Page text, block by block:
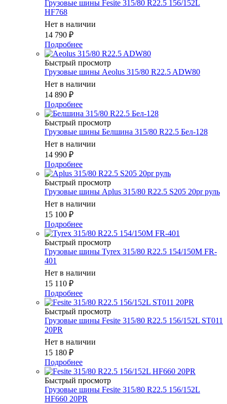
Грузовые шины Fesite 315/80 R22.5 156/152L
HF768
Нет в наличии
14 790 ₽
Подробнее
Быстрый просмотр
Грузовые шины Aeolus 315/80 R22.5 ADW80
Нет в наличии
14 890 ₽
Подробнее
Быстрый просмотр
Грузовые шины Белшина 315/80 R22.5 Бел-128
Нет в наличии
14 990 ₽
Подробнее
Быстрый просмотр
Грузовые шины Aplus 315/80 R22.5 S205 20pr руль
Нет в наличии
15 100 ₽
Подробнее
Быстрый просмотр
Грузовые шины Tyrex 315/80 R22.5 154/150M FR-
401
Нет в наличии
15 110 ₽
Подробнее
Быстрый просмотр
Грузовые шины Fesite 315/80 R22.5 156/152L ST011
20PR
Нет в наличии
15 180 ₽
Подробнее
Быстрый просмотр
Грузовые шины Fesite 315/80 R22.5 156/152L
HF660 20PR